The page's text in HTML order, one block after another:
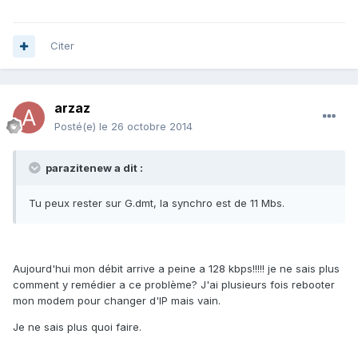
Citer
arzaz
Posté(e) le 26 octobre 2014
parazitenew a dit :
Tu peux rester sur G.dmt, la synchro est de 11 Mbs.
Aujourd'hui mon débit arrive a peine a 128 kbps!!!!! je ne sais plus
comment y remédier a ce problème? J'ai plusieurs fois rebooter
mon modem pour changer d'IP mais vain.
Je ne sais plus quoi faire.